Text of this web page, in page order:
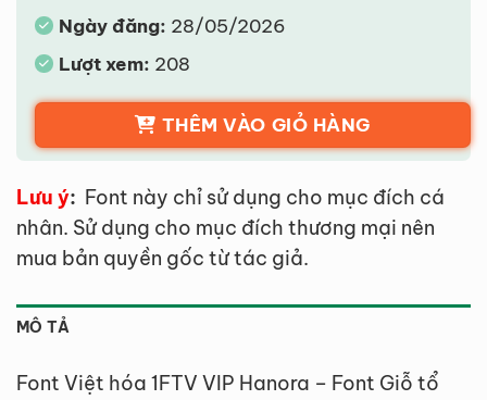
Ngày đăng: 28/05/2026
Lượt xem: 208
THÊM VÀO GIỎ HÀNG
Lưu ý: Font này chỉ sử dụng cho mục đích cá
nhân. Sử dụng cho mục đích thương mại nên
mua bản quyền gốc từ tác giả.
MÔ TẢ
Font Việt hóa 1FTV VIP Hanora – Font Giỗ tổ